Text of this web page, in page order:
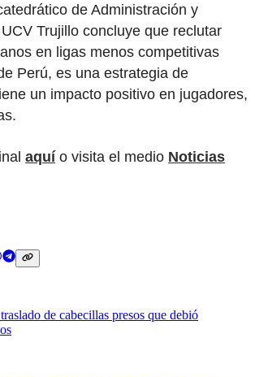
de Administración y
Trujillo concluye que reclutar
en ligas menos competitivas
Perú, es una estrategia de
un impacto positivo en jugadores,
aquío visita el medio Noticias
de cabecillas presos que debió